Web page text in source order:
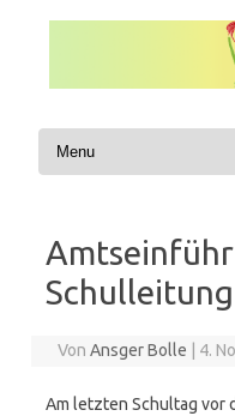
Zum Inhalt springen
Schulleitung
VonAnsger Bolle 4.
Am letzten Schultag vor